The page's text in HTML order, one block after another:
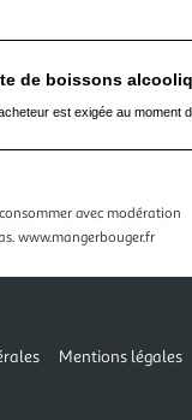
de boissons
est exigée au moment
avec modération
www.mangerbouger.fr
Mentions légales